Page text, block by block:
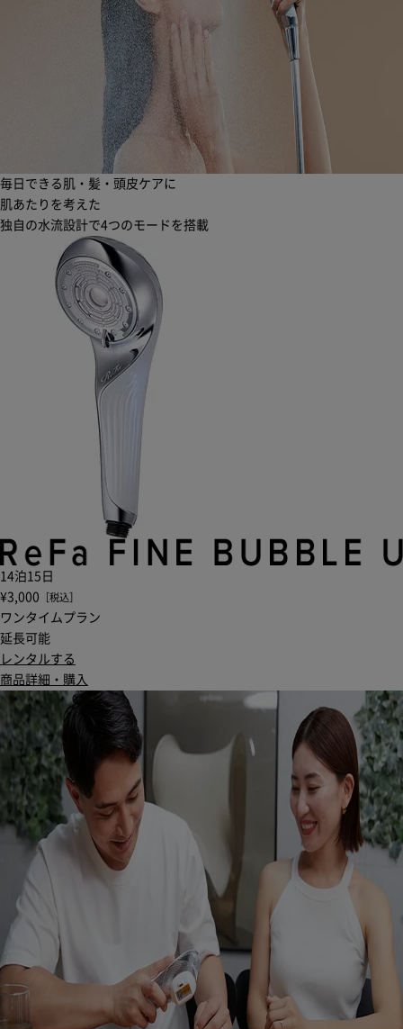
毎日できる肌・髪・頭皮ケアに
肌あたりを考えた
独自の水流設計で4つのモードを搭載
14泊15日
¥3,000 ［税込］
ワンタイムプラン
延長可能
レンタルする
商品詳細・購入